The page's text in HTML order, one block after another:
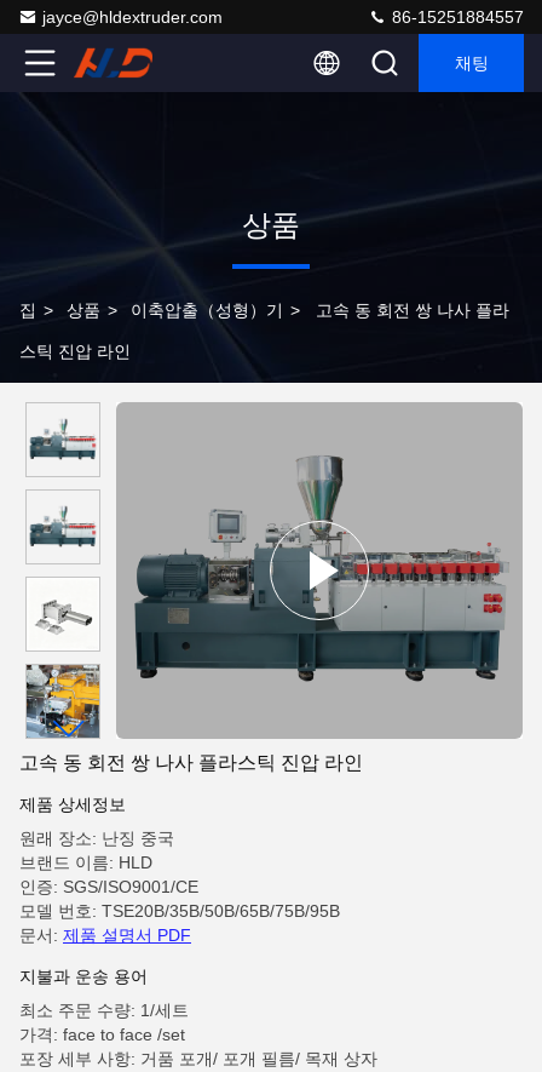
jayce@hldextruder.com 86-15251884557
채팅
상품
집 > 상품 > 이축압출（성형）기 > 고속 동 회전 쌍 나사 플라
스틱 진압 라인
고속 동 회전 쌍 나사 플라스틱 진압 라인
제품 상세정보
원래 장소: 난징 중국
브랜드 이름: HLD
인증: SGS/ISO9001/CE
모델 번호: TSE20B/35B/50B/65B/75B/95B
문서: 제품 설명서 PDF
지불과 운송 용어
최소 주문 수량: 1/세트
가격: face to face /set
포장 세부 사항: 거품 포개/ 포개 필름/ 목재 상자